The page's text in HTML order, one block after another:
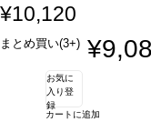
¥10,120
まとめ買い(3+)
お気に
入り登
録
カートに追加